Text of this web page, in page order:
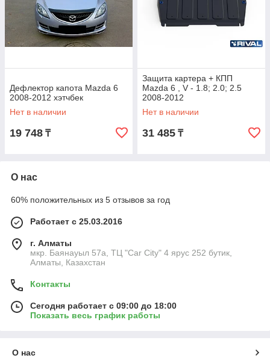
Дефлектор капота Mazda 6
2008-2012 хэтчбек
Нет в наличии
19 748 ₸
Защита картера + КПП
Mazda 6 , V - 1.8; 2.0; 2.5
2008-2012
Нет в наличии
31 485 ₸
О нас
60% положительных из 5 отзывов за год
Работает с 25.03.2016
г. Алматы
мкр. Баянауыл 57а, ТЦ "Car Сity" 4 ярус 252 бутик,
Алматы, Казахстан
Контакты
Сегодня работает с 09:00 до 18:00
Показать весь график работы
О нас